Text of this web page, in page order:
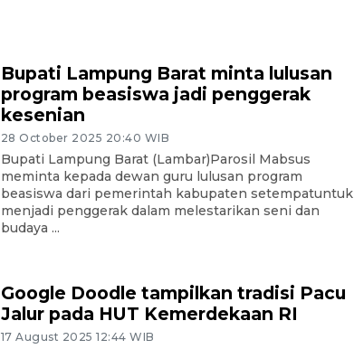
Bupati Lampung Barat minta lulusan
program beasiswa jadi penggerak
kesenian
28 October 2025 20:40 WIB
Bupati Lampung Barat (Lambar)Parosil Mabsus
meminta kepada dewan guru lulusan program
beasiswa dari pemerintah kabupaten setempatuntuk
menjadi penggerak dalam melestarikan seni dan
budaya ...
Google Doodle tampilkan tradisi Pacu
Jalur pada HUT Kemerdekaan RI
17 August 2025 12:44 WIB